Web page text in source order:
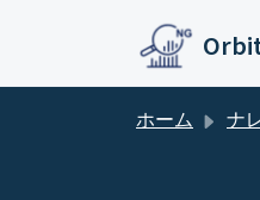
ホーム ナレ